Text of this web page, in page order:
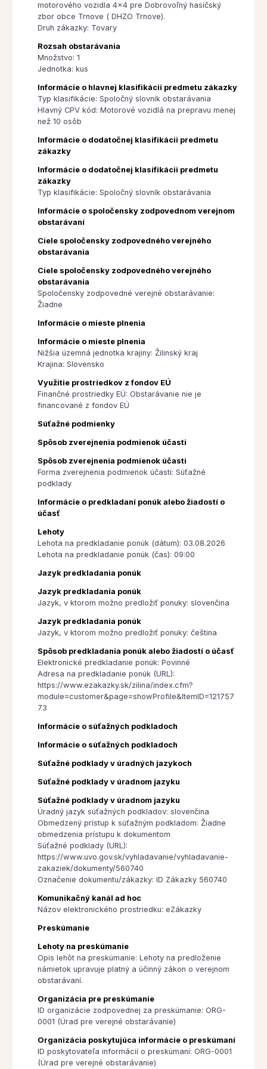
motorového vozidla 4x4 pre Dobrovoľný hasičský
zbor obce Trnove ( DHZO Trnove).
Druh zákazky: Tovary
Rozsah obstarávania
Množstvo: 1
Jednotka: kus
Informácie o hlavnej klasifikácii predmetu zákazky
Typ klasifikácie: Spoločný slovník obstarávania
Hlavný CPV kód: Motorové vozidlá na prepravu menej
než 10 osôb
Informácie o dodatočnej klasifikácii predmetu
zákazky
Informácie o dodatočnej klasifikácii predmetu
zákazky
Typ klasifikácie: Spoločný slovník obstarávania
Informácie o spoločensky zodpovednom verejnom
obstarávaní
Ciele spoločensky zodpovedného verejného
obstarávania
Ciele spoločensky zodpovedného verejného
obstarávania
Spoločensky zodpovedné verejné obstarávanie:
Žiadne
Informácie o mieste plnenia
Informácie o mieste plnenia
Nižšia územná jednotka krajiny: Žilinský kraj
Krajina: Slovensko
Využitie prostriedkov z fondov EÚ
Finančné prostriedky EÚ: Obstarávanie nie je
financované z fondov EÚ
Súťažné podmienky
Spôsob zverejnenia podmienok účasti
Spôsob zverejnenia podmienok účasti
Forma zverejnenia podmienok účasti: Súťažné
podklady
Informácie o predkladaní ponúk alebo žiadostí o
účasť
Lehoty
Lehota na predkladanie ponúk (dátum): 03.08.2026
Lehota na predkladanie ponúk (čas): 09:00
Jazyk predkladania ponúk
Jazyk predkladania ponúk
Jazyk, v ktorom možno predložiť ponuky: slovenčina
Jazyk predkladania ponúk
Jazyk, v ktorom možno predložiť ponuky: čeština
Spôsob predkladania ponúk alebo žiadostí o účasť
Elektronické predkladanie ponúk: Povinné
Adresa na predkladanie ponúk (URL):
https://www.ezakazky.sk/zilina/index.cfm?
module=customer&page=showProfile&ItemID=121757
73
Informácie o súťažných podkladoch
Informácie o súťažných podkladoch
Súťažné podklady v úradných jazykoch
Súťažné podklady v úradnom jazyku
Súťažné podklady v úradnom jazyku
Úradný jazyk súťažných podkladov: slovenčina
Obmedzený prístup k súťažným podkladom: Žiadne
obmedzenia prístupu k dokumentom
Súťažné podklady (URL):
https://www.uvo.gov.sk/vyhladavanie/vyhladavanie-
zakaziek/dokumenty/560740
Označenie dokumentu/zákazky: ID Zákazky 560740
Komunikačný kanál ad hoc
Názov elektronického prostriedku: eZákazky
Preskúmanie
Lehoty na preskúmanie
Opis lehôt na preskúmanie: Lehoty na predloženie
námietok upravuje platný a účinný zákon o verejnom
obstarávaní.
Organizácia pre preskúmanie
ID organizácie zodpovednej za preskúmanie: ORG-
0001 (Úrad pre verejné obstarávanie)
Organizácia poskytujúca informácie o preskúmaní
ID poskytovateľa informácií o preskúmaní: ORG-0001
(Úrad pre verejné obstarávanie)